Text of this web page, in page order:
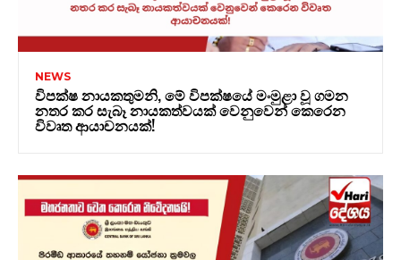
NEWS
විපක්ෂ නායකතුමනි, මේ විපක්ෂයේ මංමුළා වූ ගමන
නතර කර සැබෑ නායකත්වයක් වෙනුවෙන් කෙරෙන
විවෘත ආයාචනයක්!